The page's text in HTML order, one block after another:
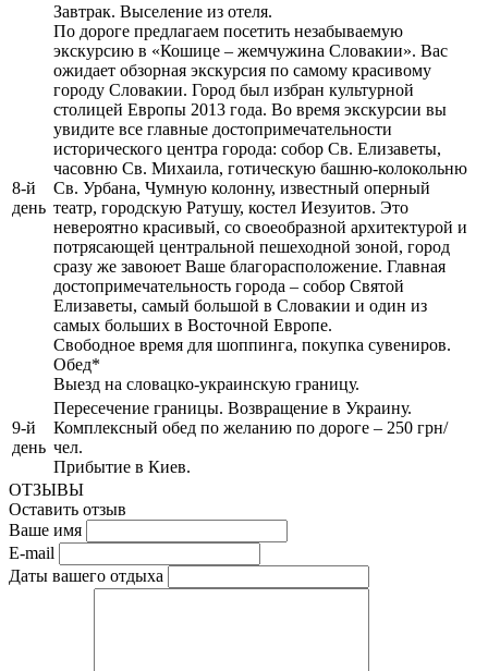
8-й
день
Завтрак. Выселение из отеля.
По дороге предлагаем посетить незабываемую
экскурсию в «Кошице – жемчужина Словакии». Вас
ожидает обзорная экскурсия по самому красивому
городу Словакии. Город был избран культурной
столицей Европы 2013 года. Во время экскурсии вы
увидите все главные достопримечательности
исторического центра города: собор Св. Елизаветы,
часовню Св. Михаила, готическую башню-колокольню
Св. Урбана, Чумную колонну, известный оперный
театр, городскую Ратушу, костел Иезуитов. Это
невероятно красивый, со своеобразной архитектурой и
потрясающей центральной пешеходной зоной, город
сразу же завоюет Ваше благорасположение. Главная
достопримечательность города – собор Святой
Елизаветы, самый большой в Словакии и один из
самых больших в Восточной Европе.
Свободное время для шоппинга, покупка сувениров.
Обед*
Выезд на словацко-украинскую границу.
9-й
день
Пересечение границы. Возвращение в Украину.
Комплексный обед по желанию по дороге – 250 грн/
чел.
Прибытие в Киев.
ОТЗЫВЫ
Оставить отзыв
Ваше имя
E-mail
Даты вашего отдыха